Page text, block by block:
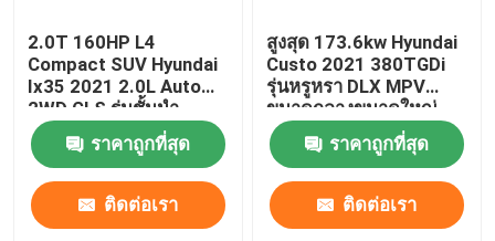
2.0T 160HP L4
Compact SUV Hyundai
Ix35 2021 2.0L Auto
2WD GLS รุ่นชั้นนำ
ราคาถูกที่สุด
ติดต่อเรา
สูงสุด 173.6kw Hyundai
Custo 2021 380TGDi
รุ่นหรูหรา DLX MPV
ขนาดกลางขนาดใหญ่
ราคาถูกที่สุด
ติดต่อเรา